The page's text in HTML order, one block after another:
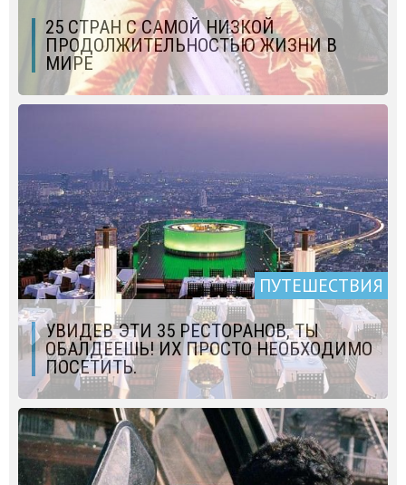
25 СТРАН С САМОЙ НИЗКОЙ
ПРОДОЛЖИТЕЛЬНОСТЬЮ ЖИЗНИ В
МИРЕ
ПУТЕШЕСТВИЯ
УВИДЕВ ЭТИ 35 РЕСТОРАНОВ, ТЫ
ОБАЛДЕЕШЬ! ИХ ПРОСТО НЕОБХОДИМО
ПОСЕТИТЬ.